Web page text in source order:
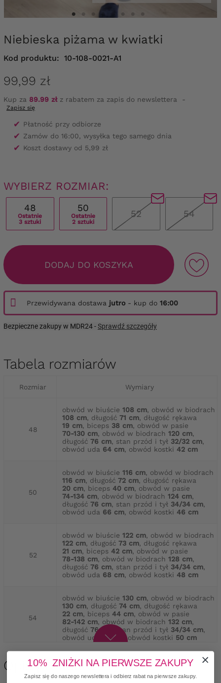
Niebieska piżama w kwiatki
Kod produktu: 10-108-0021-A1
99,99 zł
Kup za 89.99 złz rabatem za zapis do newslettera -
Zapisz się
✔ Płatność przy odbiorze
✔ Zamów do 16:00, wysyłka tego samego dnia
✔ Koszt dostawy od 5,99 zł
WYBIERZ ROZMIAR:
48
Ostatnie
3 sztuki
50
Ostatnie
2 sztuki
52 54
DODAJ DO KOSZYKA
Przewidywana dostawa jutro - kup do 16:00
Bezpieczne zakupy w MDR24 -Sprawdź szczegóły
Tabela rozmiarów
Rozmiar Wymiary
48
obwód w biuście 108 cm, obwód w biodrach
108 cm, długość 71 cm, długość rękawa
19 cm, biceps 38 cm, obwód w pasie
70-130 cm, obwód w biodrach 120 cm,
długość 76 cm, stan przód i tył 32/32 cm,
obwód uda 64 cm, obwód kostki 42 cm
50
obwód w biuście 116 cm, obwód w biodrach
116 cm, długość 72 cm, długość rękawa
20 cm, biceps 40 cm, obwód w pasie
74-134 cm, obwód w biodrach 124 cm,
długość 76 cm, stan przód i tył 34/34 cm,
obwód uda 66 cm, obwód kostki 46 cm
52
obwód w biuście 122 cm, obwód w biodrach
122 cm, długość 73 cm, długość rękawa
21 cm, biceps 42 cm, obwód w pasie
78-138 cm, obwód w biodrach 128 cm,
długość 76 cm, stan przód i tył 34/34 cm,
obwód uda 68 cm, obwód kostki 48 cm
54
obwód w biuście 130 cm, obwód w biodrach
130 cm, długość 74 cm, długość rękawa
22 cm, biceps 44 cm, obwód w pasie
82-142 cm, obwód w biodrach 132 cm,
długość 76 cm , stan przód i tył 34/34 cm,
obwód uda
70 cm , obwód kostki 50 cm
Opis produktu
10% ZNIŻKI NA PIERWSZE ZAKUPY
Zapisz się do naszego newslettera i odbierz rabat na pierwsze zakupy.